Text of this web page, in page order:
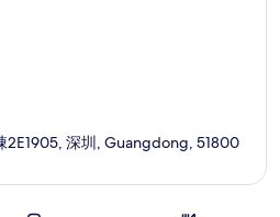
深圳, Guangdong, 51800